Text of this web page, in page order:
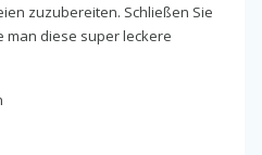
zuzubereiten. Schließen Sie
man diese super leckere